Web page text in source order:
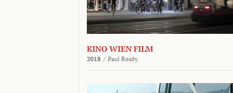
KINO WIEN FILM
2018 / Paul Rosdy